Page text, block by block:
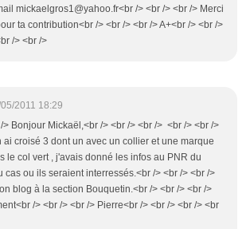
mickaelgros1@yahoo.fr<br /> <br /> <br /> Merci
ta contribution<br /> <br /> <br /> A+<br /> <br />
/> <br />
2011 18:29
> Bonjour Mickaël,<br /> <br /> <br /> <br /> <br />
ai croisé 3 dont un avec un collier et une marque
le col vert , j'avais donné les infos au PNR du
cas ou ils seraient interressés.<br /> <br /> <br />
blog à la section Bouquetin.<br /> <br /> <br />
/> <br /> <br /> Pierre<br /> <br /> <br /> <br